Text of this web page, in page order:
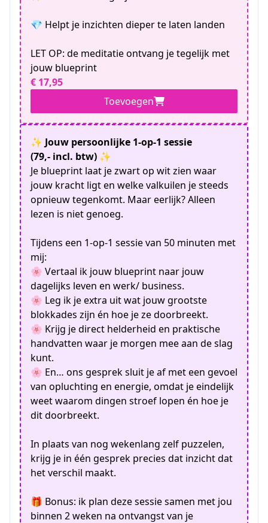
💎 Helpt je inzichten dieper te laten landen
LET OP: de meditatie ontvang je tegelijk met
jouw blueprint
€ 17,95
Toevoegen
✨ Jouw persoonlijke 1-op-1 sessie
(79,- incl. btw) ✨
Je blueprint laat je zwart op wit zien waar
jouw kracht ligt en welke valkuilen je steeds
opnieuw tegenkomt. Maar eerlijk? Alleen
lezen is niet genoeg.
Tijdens een 1-op-1 sessie van 50 minuten met
mij:
🌸 Vertaal ik jouw blueprint naar jouw
dagelijks leven en werk/ business.
🌸 Leg ik je extra uit wat jouw grootste
blokkades zijn én hoe je ze doorbreekt.
🌸 Krijg je direct helderheid en praktische
handvatten waar je morgen mee aan de slag
kunt.
🌸 En… ons gesprek sluit je af met een gevoel
van opluchting en energie, omdat je eindelijk
weet waarom dingen stroef lopen én hoe je
dit doorbreekt.
In plaats van nog wekenlang zelf puzzelen,
krijg je in één gesprek precies dat inzicht dat
het verschil maakt.
🎁 Bonus: ik plan deze sessie samen met jou
binnen 2 weken na ontvangst van je